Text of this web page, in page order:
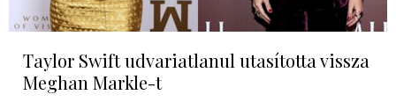
Taylor Swift udvariatlanul utasította vissza
Meghan Markle-t